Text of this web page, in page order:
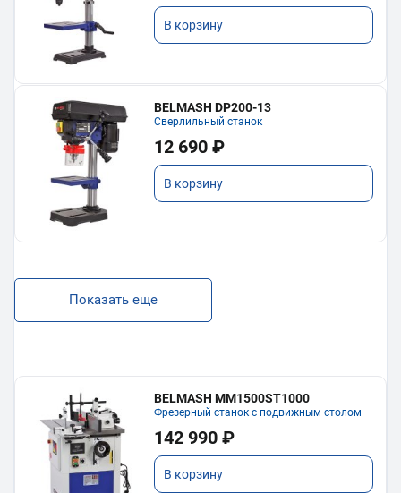
В корзину
BELMASH DP200-13
Сверлильный станок
12 690 ₽
В корзину
Показать еще
BELMASH MM1500ST1000
Фрезерный станок с подвижным столом
142 990 ₽
В корзину